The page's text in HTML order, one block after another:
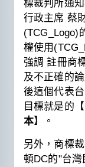
標裁判所通
行政主席 蔡
(TCG_Logo)
權使用
強調 註冊商
及不正確的
後這個代表
目標就是的【
本】。
另外，商標
頓DC的"台